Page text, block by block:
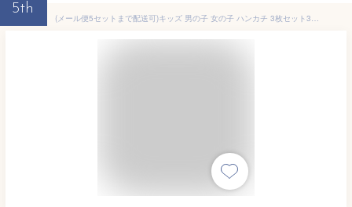
5th
(メール便5セットまで配送可)キッズ 男の子 女の子 ハンカチ 3枚セット3枚組 子供 子ども 男児 女児 セット